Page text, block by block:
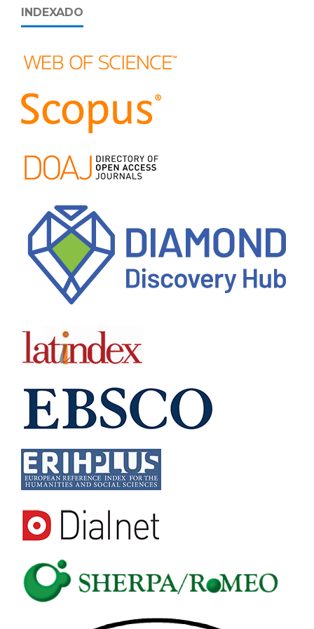
INDEXADO